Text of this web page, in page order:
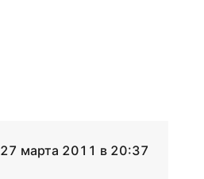
27 марта 2011 в 20:37